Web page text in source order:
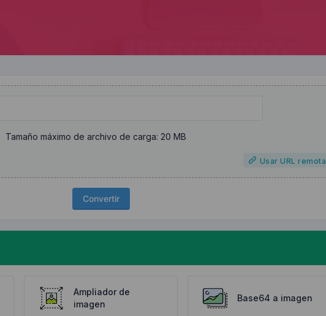
Tamaño máximo de archivo de carga: 20 MB
Usar URL remota
Convertir
Ampliador de
imagen
Base64 a imagen